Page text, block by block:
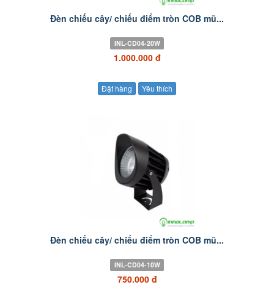
Đèn chiếu cây/ chiếu điểm tròn COB mũ...
INL-CD04-20W
1.000.000 đ
Đặt hàng Yêu thích
Đèn chiếu cây/ chiếu điểm tròn COB mũ...
INL-CD04-10W
750.000 đ